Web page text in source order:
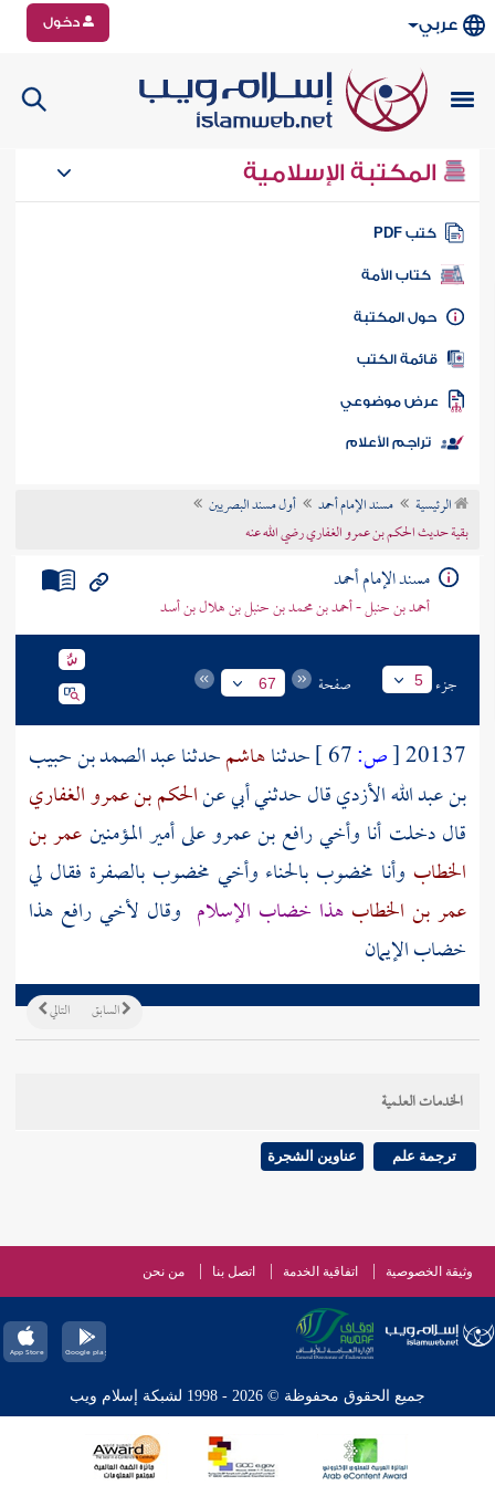
عربي دخول
المكتبة الإسلامية
كتب PDF
كتاب الأمة
المكتبة
الكتب
موضوعي
تراجم الأعلام
الرئيسية مسند الإمام أحمد
أول مسند البصريين
بقية حديث الحكم بن عمرو الغفاري رضي الله عنه
مسند الإمام أحمد
أحمد بن حنبل - أحمد بن محمد بن حنبل بن هلال بن أسد
جزء 5 صفحة 67
20137
[ص: حدثناهاشمحدثناعبد الصمد بن حبيب
بن عبد الله الأزديقال حدثنيأبيعنالحكم بن عمرو الغفاري
قال دخلت أنا وأخيرافع بن عمروعلى أمير المؤمنينعمر بن
الخطاب وأنا مخضوب بالحناء وأخي مخضوب بالصفرة فقال لي
عمر بن الخطابهذا خضاب الإسلام وقال لأخيرافع هذا
خضاب الإيمان
التالي السابق
الخدمات العلمية
ترجمة علم عناوين الشجرة
وثيقة الخصوصية اتفاقية الخدمة اتصل بنا من نحن
جميع الحقوق محفوظة © 2026 - 1998 لشبكة إسلام ويب